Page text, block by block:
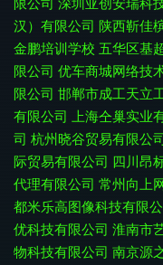
汉）有限公司 陕西靳佳
金鹏培训学校 五华区基
限公司 优车商城网络技
限公司 邯郸市成工天立
有限公司 上海仝巢实业
司 杭州晓谷贸易有限公
际贸易有限公司 四川昂
代理有限公司 常州向上
都米乐高图像科技有限
优科技有限公司 淮南市
物科技有限公司 南京源